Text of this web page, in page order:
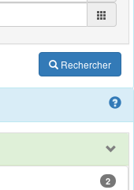
Rechercher
2